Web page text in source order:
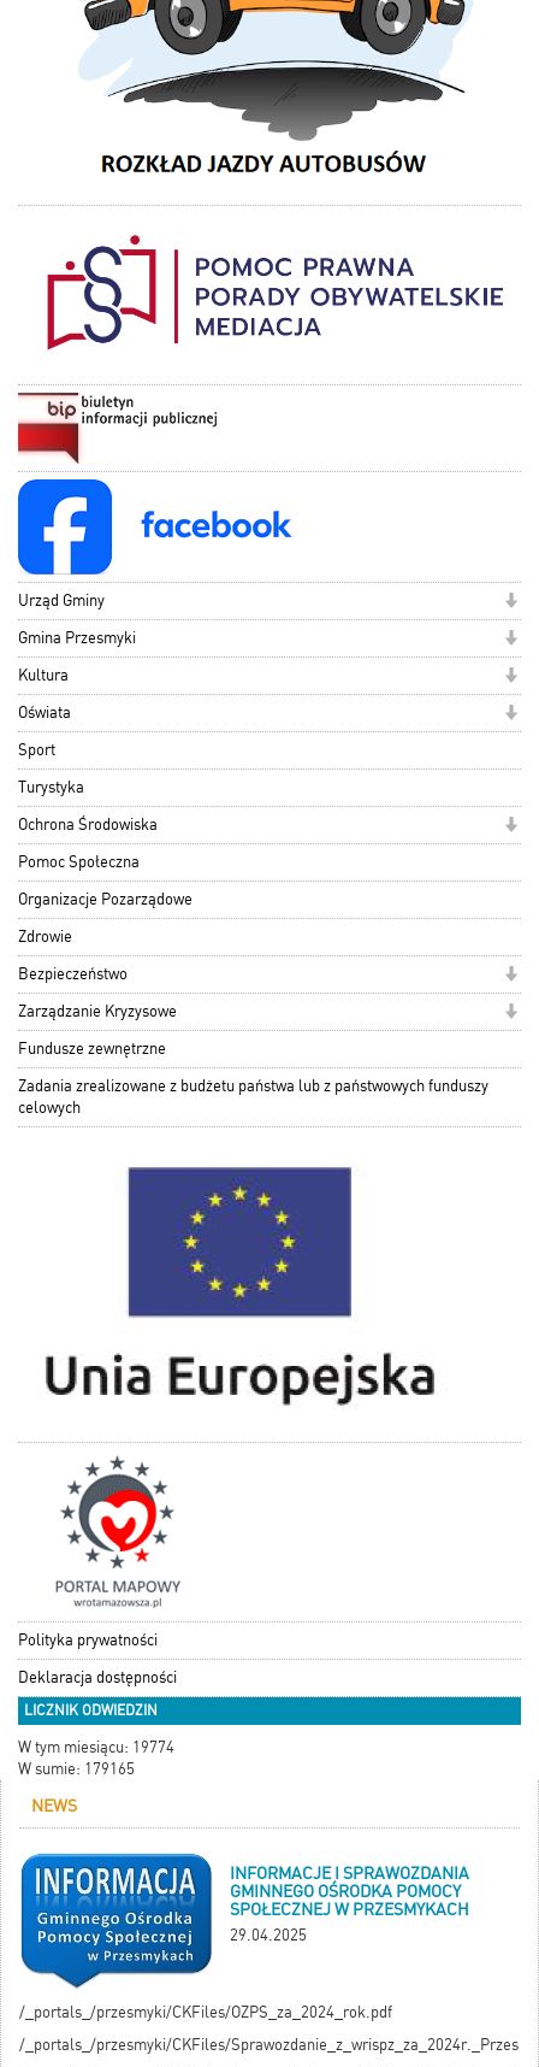
Urząd Gminy
Gmina Przesmyki
Kultura
Oświata
Sport
Turystyka
Ochrona Środowiska
Pomoc Społeczna
Organizacje Pozarządowe
Zdrowie
Bezpieczeństwo
Zarządzanie Kryzysowe
Fundusze zewnętrzne
Zadania zrealizowane z budżetu państwa lub z państwowych funduszy
celowych
Polityka prywatności
Deklaracja dostępności
LICZNIK ODWIEDZIN
W tym miesiącu: 19774
W sumie: 179165
NEWS
INFORMACJE I SPRAWOZDANIA
GMINNEGO OŚRODKA POMOCY
SPOŁECZNEJ W PRZESMYKACH
29.04.2025
/_portals_/przesmyki/CKFiles/OZPS_za_2024_rok.pdf
/_portals_/przesmyki/CKFiles/